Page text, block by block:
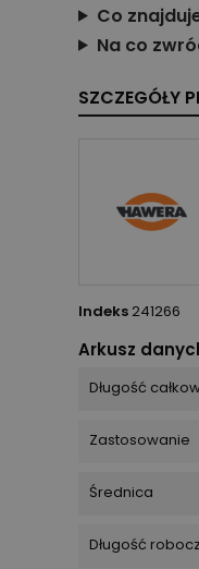
Co
Na co
SZCZEGÓŁY
Indeks 241266
Arkusz
Długość
Zastosowanie
Średnica
Długość